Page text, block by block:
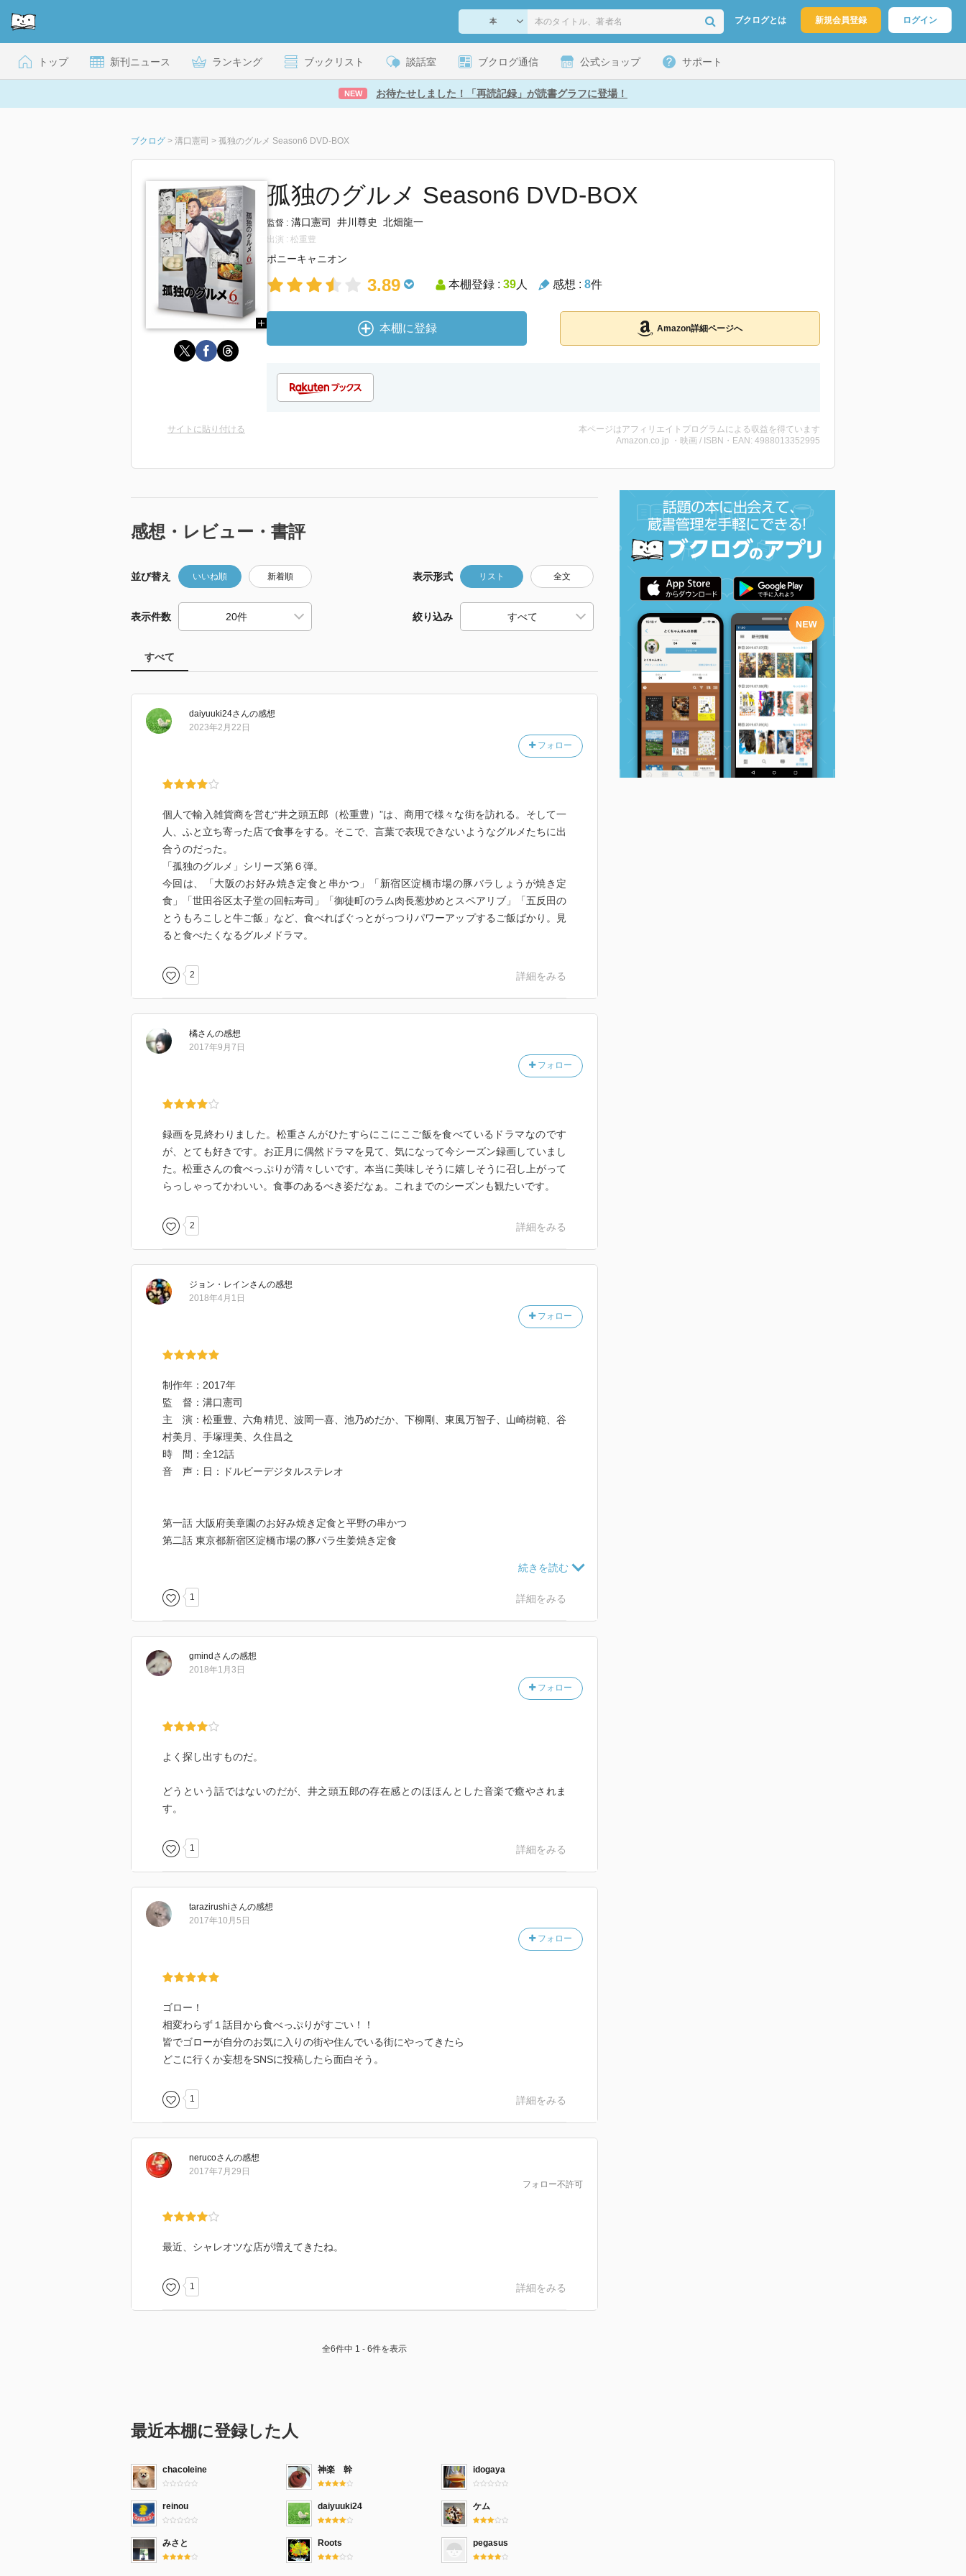
ブクログとは 新規会員登録 ログイン
トップ 新刊ニュース ランキング ブックリスト 談話室 ブクログ通信 公式ショップ サポート
NEW お待たせしました！「再読記録」が読書グラフに登場！
ブクログ > 溝口憲司 > 孤独のグルメ Season6 DVD-BOX
孤独のグルメ Season6 DVD-BOX
監督 : 溝口憲司 井川尊史 北畑龍一
出演 : 松重豊
ポニーキャニオン
3.89 本棚登録 : 39人 感想 : 8件
本棚に登録 Amazon詳細ページへ
サイトに貼り付ける
本ページはアフィリエイトプログラムによる収益を得ています
Amazon.co.jp ・映画 / ISBN・EAN: 4988013352995
感想・レビュー・書評
並び替え いいね順 新着順 表示形式 リスト 全文
表示件数 絞り込み
すべて
daiyuuki24さんの感想
フォロー
2023年2月22日
個人で輸入雑貨商を営む“井之頭五郎（松重豊）”は、商用で様々な街を訪れる。そして一
人、ふと立ち寄った店で食事をする。そこで、言葉で表現できないようなグルメたちに出
合うのだった。
「孤独のグルメ」シリーズ第６弾。
今回は、「大阪のお好み焼き定食と串かつ」「新宿区淀橋市場の豚バラしょうが焼き定
食」「世田谷区太子堂の回転寿司」「御徒町のラム肉長葱炒めとスペアリブ」「五反田の
とうもろこしと牛ご飯」など、食べればぐっとがっつりパワーアップするご飯ばかり。見
ると食べたくなるグルメドラマ。
2 詳細をみる
橘さんの感想
フォロー
2017年9月7日
録画を見終わりました。松重さんがひたすらにこにこご飯を食べているドラマなのです
が、とても好きです。お正月に偶然ドラマを見て、気になって今シーズン録画していまし
た。松重さんの食べっぷりが清々しいです。本当に美味しそうに嬉しそうに召し上がって
らっしゃってかわいい。食事のあるべき姿だなぁ。これまでのシーズンも観たいです。
2 詳細をみる
ジョン・レインさんの感想
フォロー
2018年4月1日
制作年：2017年
監 督：溝口憲司
主 演：松重豊、六角精児、波岡一喜、池乃めだか、下柳剛、東風万智子、山崎樹範、谷
村美月、手塚理美、久住昌之
時 間：全12話
音 声：日：ドルビーデジタルステレオ
第一話 大阪府美章園のお好み焼き定食と平野の串かつ
第二話 東京都新宿区淀橋市場の豚バラ生姜焼き定食
第五話 東京都世田谷区太子堂の回転寿司
第六話 東京都新宿区高田馬場のシャン風豚高菜漬け炒めと牛スープそば
第九話 東京都品川区旗の台のサルスエラとイカ墨のパエリア
第十話 千葉県富津市金谷のアジフライ定食
1 詳細をみる
gmind さんの感想
フォロー
2018年1月3日
よく探し出すものだ。
どうという話ではないのだが、井之頭五郎の存在感とのほほんとした音楽で癒やされま
す。
1 詳細をみる
tarazirushiさんの感想
フォロー
2017年10月5日
ゴロー！
相変わらず１話目から食べっぷりがすごい！！
皆でゴローが自分のお気に入りの街や住んでいる街にやってきたら
どこに行くか妄想をSNSに投稿したら面白そう。
1 詳細をみる
nerucoさんの感想
フォロー不許可
2017年7月29日
最近、シャレオツな店が増えてきたね。
1 詳細をみる
全6件中 1 - 6件を表示
最近本棚に登録した人
chacoleine 神楽 幹 idogaya
reinou daiyuuki24 ケム
みさと Roots pegasus